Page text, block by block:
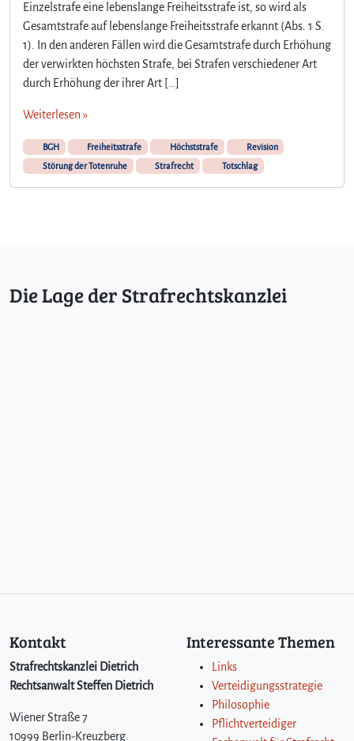
Einzelstrafe eine lebenslange Freiheitsstrafe ist, so wird als
Gesamtstrafe auf lebenslange Freiheitsstrafe erkannt (Abs. 1 S.
1). In den anderen Fällen wird die Gesamtstrafe durch Erhöhung
der verwirkten höchsten Strafe, bei Strafen verschiedener Art
durch Erhöhung der ihrer Art […]
Weiterlesen »
BGH Freiheitsstrafe Höchststrafe
Revision
Störung der Totenruhe
Strafrecht Totschlag
Die Lage der Strafrechtskanzlei
Kontakt
Strafrechtskanzlei Dietrich
Rechtsanwalt Steffen Dietrich
Wiener Straße 7
10999 Berlin-Kreuzberg
Interessante Themen
Links
Verteidigungsstrategie
Philosophie
Pflichtverteidiger